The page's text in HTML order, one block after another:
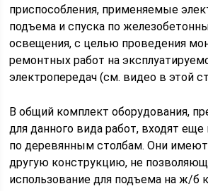
приспособления, применяемые
подъема и спуска по
освещения, с целью проведения
ремонтных работ на
электропередач (см. видео в этой
В общий комплект оборудования,
для данного вида работ, входят еще
по деревянным столбам. Они
другую конструкцию, не
использование для подъема на ж/б